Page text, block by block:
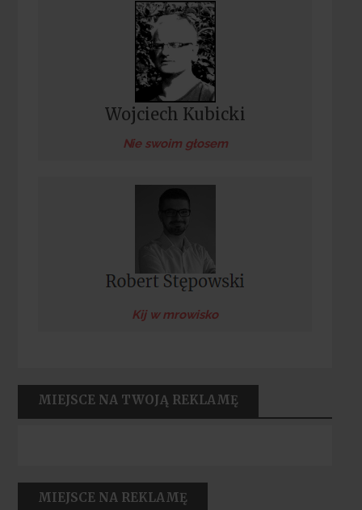
Wojciech Kubicki
Nie swoim głosem
Kij w mrowisko
MIEJSCE NA TWOJĄ REKLAMĘ
MIEJSCE NA REKLAMĘ